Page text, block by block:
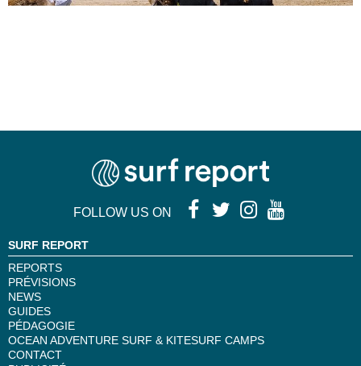
FOLLOW US ON
SURF REPORT
REPORTS
PRÉVISIONS
NEWS
GUIDES
PÉDAGOGIE
OCEAN ADVENTURE SURF & KITESURF CAMPS
CONTACT